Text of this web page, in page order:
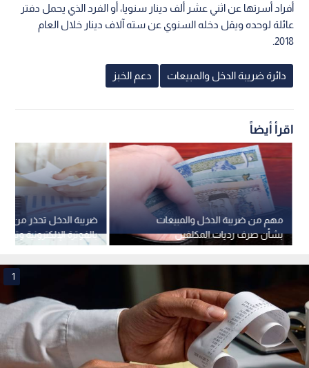
أفراد أسرتها عن اثني عشر ألف دينار سنويا، أو الفرد الذي يحمل دفتر
عائلة لوحده ويقل دخله السنوي عن سته آلاف دينار خلال العام
2018.
دائرة ضريبة الدخل والمبيعات دعم الخبز
اقرأ أيضاً
ضريبة الدخل تحذر من
بالفوترة الإلكترونية
بالقوانين
مهم من ضريبة الدخل والمبيعات
بشأن صرف رديات المكلفين
1